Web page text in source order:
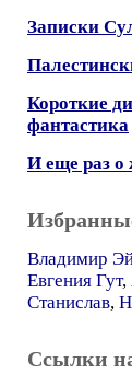
Записки
Короткие
фантастика
И еще раз
Владимир
Евгения Гут,
Станислав,
Ссылки